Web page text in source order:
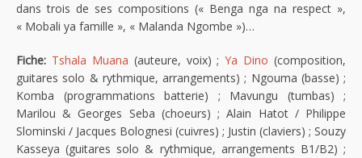
dans trois de ses compositions (« Benga nga na respect »,
« Mobali ya famille », « Malanda Ngombe »)…
Fiche: Tshala Muana (auteure, voix) ;Ya Dino (composition,
guitares solo & rythmique, arrangements) ; Ngouma (basse) ;
Komba (programmations batterie) ; Mavungu (tumbas) ;
Marilou & Georges Seba (choeurs) ; Alain Hatot / Philippe
Slominski / Jacques Bolognesi (cuivres) ; Justin (claviers) ; Souzy
Kasseya (guitares solo & rythmique, arrangements B1/B2) ;